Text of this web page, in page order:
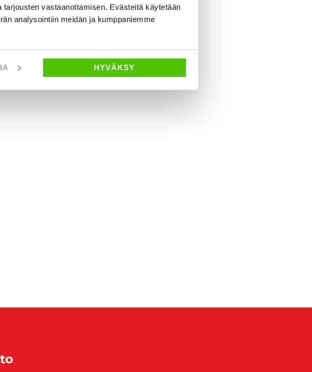
vastaanottamisen. Evästeitä käytetään
analysointiin meidän ja kumppaniemme
HYVÄKSY